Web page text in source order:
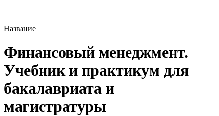
Название
Финансовый менеджмент.
Учебник и практикум для
бакалавриата и
магистратуры